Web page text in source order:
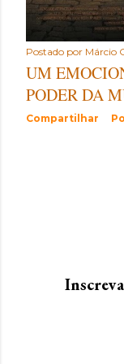
Postado por Márcio
UM
PODER DA
Compartilhar